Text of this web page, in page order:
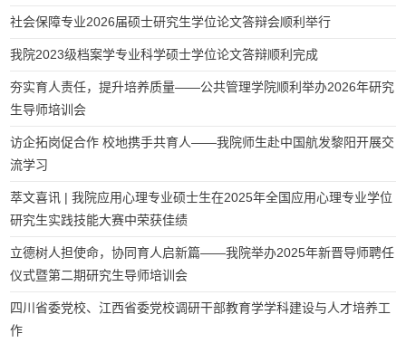
社会保障专业2026届硕士研究生学位论文答辩会顺利举行
我院2023级档案学专业科学硕士学位论文答辩顺利完成
夯实育人责任，提升培养质量——公共管理学院顺利举办2026年研究
生导师培训会
访企拓岗促合作 校地携手共育人——我院师生赴中国航发黎阳开展交
流学习
萃文喜讯 | 我院应用心理专业硕士生在2025年全国应用心理专业学位
研究生实践技能大赛中荣获佳绩
立德树人担使命，协同育人启新篇——我院举办2025年新晋导师聘任
仪式暨第二期研究生导师培训会
四川省委党校、江西省委党校调研干部教育学学科建设与人才培养工
作